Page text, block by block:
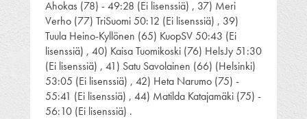
Ahokas (78) - 49:28 (Ei lisenssiä) , 37) Meri
Verho (77) TriSuomi 50:12 (Ei lisenssiä) , 39)
Tuula Heino-Kyllönen (65) KuopSV 50:43 (Ei
lisenssiä) , 40) Kaisa Tuomikoski (76) HelsJy 51:30
(Ei lisenssiä) , 41) Satu Savolainen (66) (Helsinki)
53:05 (Ei lisenssiä) , 42) Heta Narumo (75) -
55:41 (Ei lisenssiä) , 44) Matilda Katajamäki (75) -
56:10 (Ei lisenssiä) .